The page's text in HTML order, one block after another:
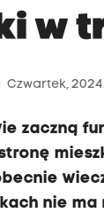
w
Czwartek,
zaczną
stronę
nie